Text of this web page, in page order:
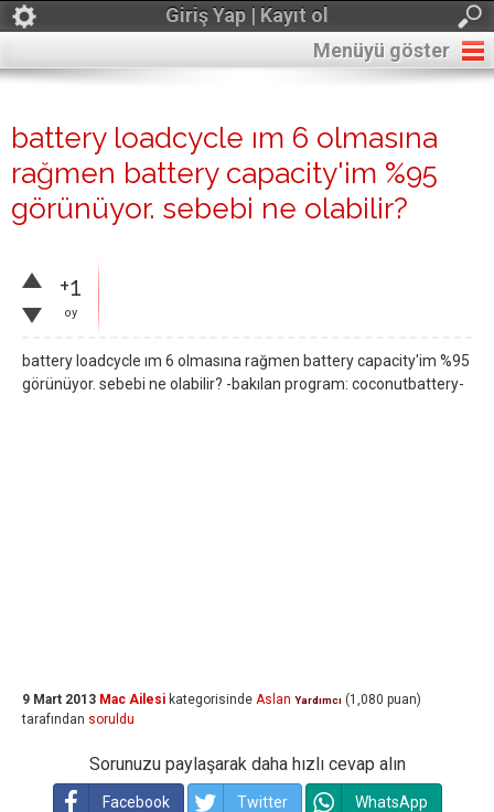
Giriş Yap | Kayıt ol
Menüyü göster
battery loadcycle ım 6 olmasına
rağmen battery capacity'im %95
görünüyor. sebebi ne olabilir?
+1
oy
battery loadcycle ım 6 olmasına rağmen battery capacity'im %95
görünüyor. sebebi ne olabilir? -bakılan program: coconutbattery-
9 Mart 2013 Mac Ailesi kategorisinde Aslan Yardımcı (1,080 puan)
tarafından soruldu
Sorunuzu paylaşarak daha hızlı cevap alın
Facebook Twitter WhatsApp